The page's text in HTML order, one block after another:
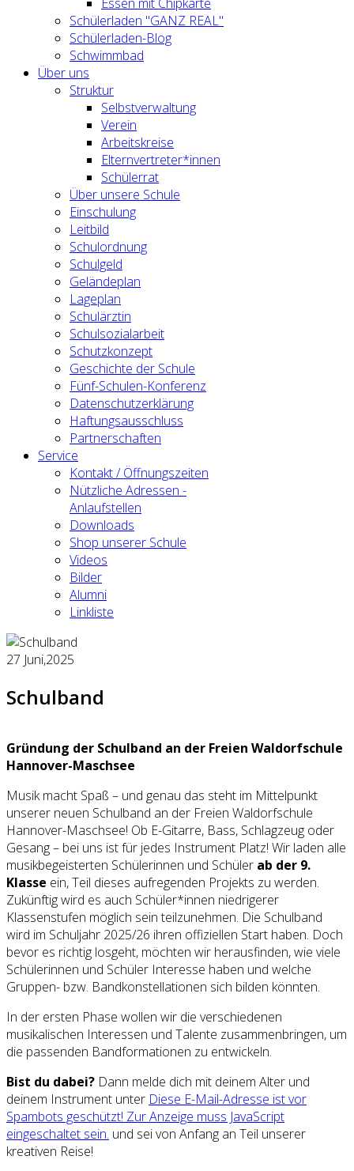
Schülerladen "GANZ REAL"
Schülerladen-Blog
Schwimmbad
Über uns
Struktur
Selbstverwaltung
Verein
Arbeitskreise
Elternvertreter*innen
Schülerrat
Über unsere Schule
Einschulung
Leitbild
Schulordnung
Schulgeld
Geländeplan
Lageplan
Schulärztin
Schulsozialarbeit
Schutzkonzept
Geschichte der Schule
Fünf-Schulen-Konferenz
Datenschutzerklärung
Haftungsausschluss
Partnerschaften
Service
Kontakt / Öffnungszeiten
Nützliche Adressen -
Anlaufstellen
Downloads
Shop unserer Schule
Videos
Bilder
Alumni
Linkliste
27 Juni,2025
Schulband
Gründung der Schulband an der Freien Waldorfschule
Hannover-Maschsee
Musik macht Spaß – und genau das steht im Mittelpunkt
unserer neuen Schulband an der Freien Waldorfschule
Hannover-Maschsee! Ob E-Gitarre, Bass, Schlagzeug oder
Gesang – bei uns ist für jedes Instrument Platz! Wir laden alle
musikbegeisterten Schülerinnen und Schüler ab der 9.
Klasse ein, Teil dieses aufregenden Projekts zu werden.
Zukünftig wird es auch Schüler*innen niedrigerer
Klassenstufen möglich sein teilzunehmen. Die Schulband
wird im Schuljahr 2025/26 ihren offiziellen Start haben. Doch
bevor es richtig losgeht, möchten wir herausfinden, wie viele
Schülerinnen und Schüler Interesse haben und welche
Gruppen- bzw. Bandkonstellationen sich bilden könnten.
In der ersten Phase wollen wir die verschiedenen
musikalischen Interessen und Talente zusammenbringen, um
die passenden Bandformationen zu entwickeln.
Bist du dabei? Dann melde dich mit deinem Alter und
deinem Instrument unter Diese E-Mail-Adresse ist vor
Spambots geschützt! Zur Anzeige muss JavaScript
eingeschaltet sein. und sei von Anfang an Teil unserer
kreativen Reise!